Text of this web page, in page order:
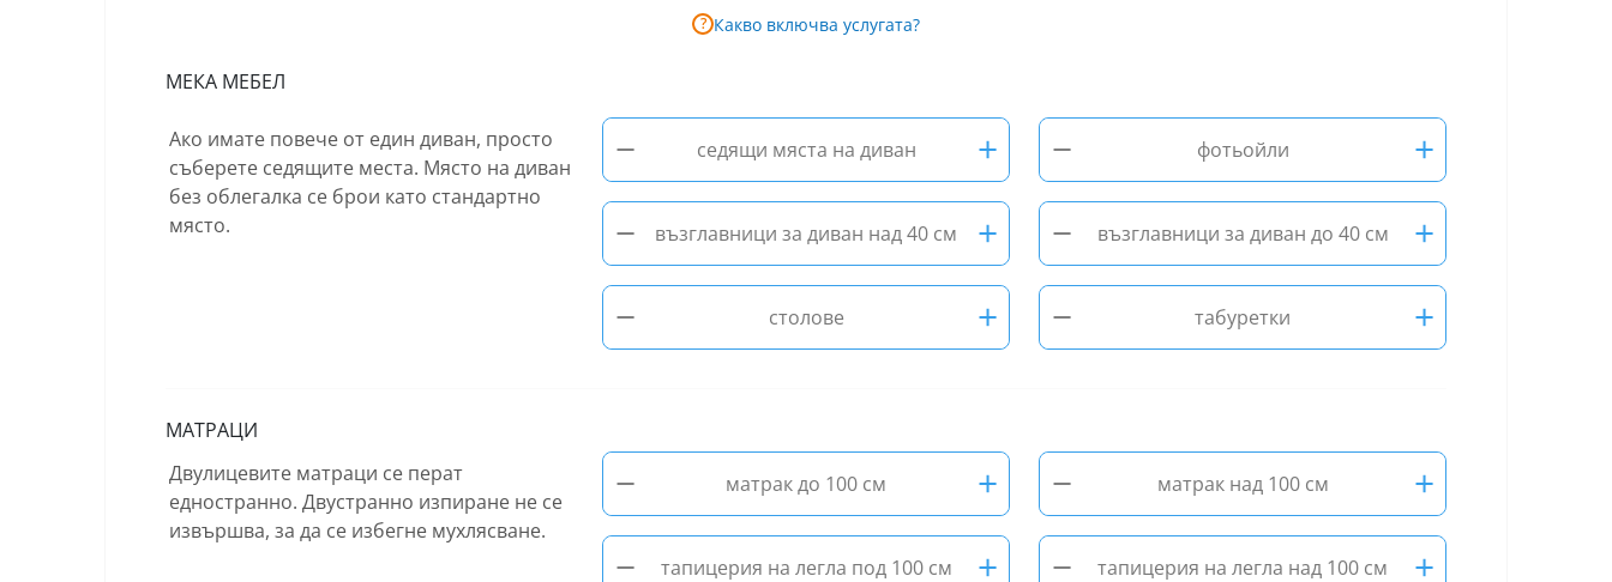
? Какво включва услугата?
МЕКА МЕБЕЛ
Ако имате повече от един диван, просто
съберете седящите места. Място на диван
без облегалка се брои като стандартно
място.
− седящи мяста на диван + − фотьойли
+
−
възглавници за диван над 40 см + − възглавници за диван до 40 см
+
−
столове + − табуретки +
МАТРАЦИ
Двулицевите матраци се перат
едностранно. Двустранно изпиране не се
извършва, за да се избегне мухлясване.
− матрак до 100 см + − матрак над 100 см
+
−
тапицерия на легла под 100 см + − тапицерия на легла над 100 см +